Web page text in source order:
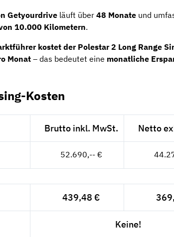
Getyourdrive läuft über 48 Monate und
10.000 Kilometern.
kostet der Polestar 2 Long Range
Monat – das bedeutet eine monatliche
Kosten
Brutto inkl. MwSt. Netto
52.690,-- €
439,48 €
Keine!